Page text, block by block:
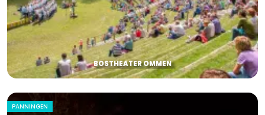
BOSTHEATER OMMEN
PANNINGEN